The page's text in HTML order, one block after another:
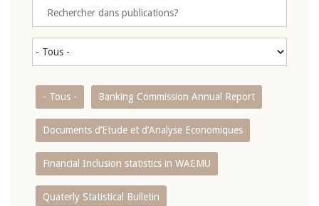
- Tous - Banking Commission Annual Report
Documents d’Etude et d’Analyse Economiques
Financial Inclusion statistics in WAEMU
Quaterly Statistical Bulletin